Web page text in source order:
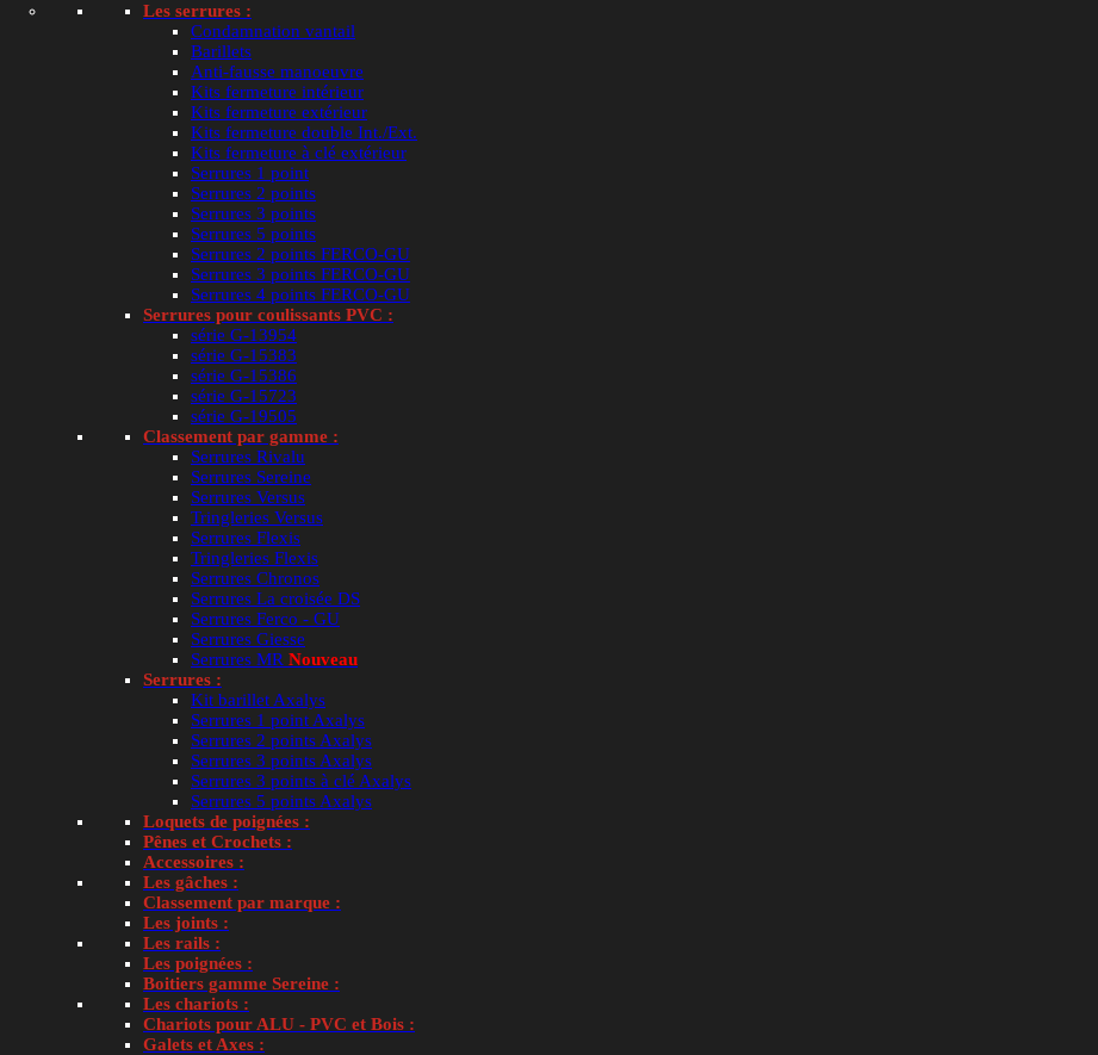
Les serrures :
Condamnation vantail
Barillets
Anti-fausse manoeuvre
Kits fermeture intérieur
Kits fermeture extérieur
Kits fermeture double Int./Ext.
Kits fermeture à clé extérieur
Serrures 1 point
Serrures 2 points
Serrures 3 points
Serrures 5 points
Serrures 2 points FERCO-GU
Serrures 3 points FERCO-GU
Serrures 4 points FERCO-GU
Serrures pour coulissants PVC :
série G-13954
série G-15383
série G-15386
série G-15723
série G-19505
Classement par gamme :
Serrures Rivalu
Serrures Sereine
Serrures Versus
Tringleries Versus
Serrures Flexis
Tringleries Flexis
Serrures Chronos
Serrures La croisée DS
Serrures Ferco - GU
Serrures Giesse
Serrures MR Nouveau
Serrures :
Kit barillet Axalys
Serrures 1 point Axalys
Serrures 2 points Axalys
Serrures 3 points Axalys
Serrures 3 points à clé Axalys
Serrures 5 points Axalys
Loquets de poignées :
Pênes et Crochets :
Accessoires :
Les gâches :
Classement par marque :
Les joints :
Les rails :
Les poignées :
Boitiers gamme Sereine :
Les chariots :
Chariots pour ALU - PVC et Bois :
Galets et Axes :
Selon la configuration choisie, livraison estimée entre le 1 septembre et le 21 septembre
quantité
de
Fourreau
de
gond
en
composite
noir
BURGAUD
− +
Recevoir une alerte du retour en stock
Catégories : Fourreau de gond
fourreau de gond
Info et compatibilité avec :Burgaud